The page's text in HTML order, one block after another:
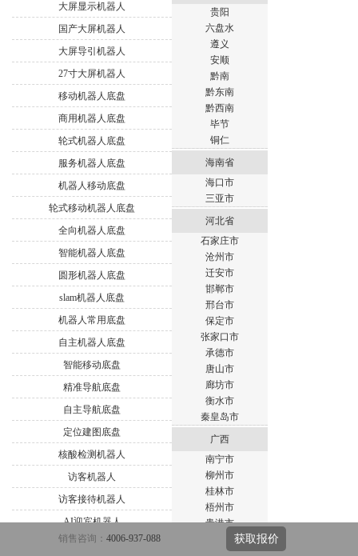
大屏显示机器人
国产大屏机器人
大屏导引机器人
27寸大屏机器人
移动机器人底盘
商用机器人底盘
轮式机器人底盘
服务机器人底盘
机器人移动底盘
轮式移动机器人底盘
全向机器人底盘
智能机器人底盘
圆形机器人底盘
slam机器人底盘
机器人常用底盘
自主机器人底盘
智能移动底盘
精准导航底盘
自主导航底盘
定位建图底盘
核酸检测机器人
访客机器人
访客接待机器人
AI迎宾机器人
小区消毒机器人
贵阳
六盘水
遵义
安顺
黔南
黔东南
黔西南
毕节
铜仁
海南省
海口市
三亚市
河北省
石家庄市
沧州市
迁安市
邯郸市
邢台市
保定市
张家口市
承德市
唐山市
廊坊市
衡水市
秦皇岛市
广西
南宁市
柳州市
桂林市
梧州市
贵港市
销售咨询： 4006-937-088 获取报价